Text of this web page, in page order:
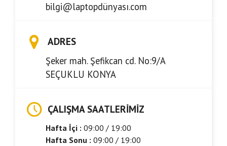
bilgi@laptopdünyası.com
ADRES
Şeker mah. Şefikcan cd. No:9/A
SEÇUKLU KONYA
ÇALIŞMA SAATLERIMIZ
Hafta İçi : 09:00 / 19:00
Hafta Sonu : 09:00 / 19:00